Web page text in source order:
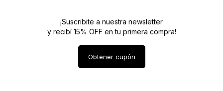
¡Suscribite a nuestra newsletter
y recibí 15% OFF en tu primera compra!
Obtener cupón